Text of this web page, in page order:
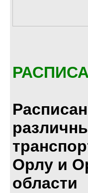
Орлу и
области